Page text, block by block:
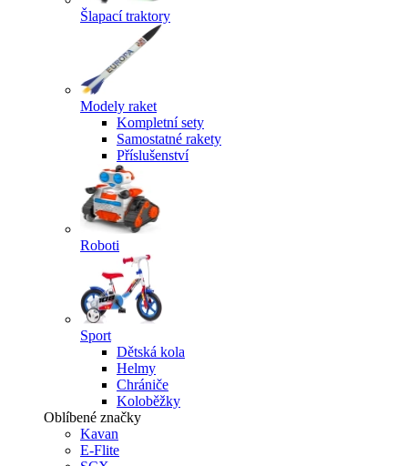
Šlapací traktory
Modely raket
Kompletní sety
Samostatné rakety
Příslušenství
Roboti
Sport
Dětská kola
Helmy
Chrániče
Koloběžky
Oblíbené značky
Kavan
E-Flite